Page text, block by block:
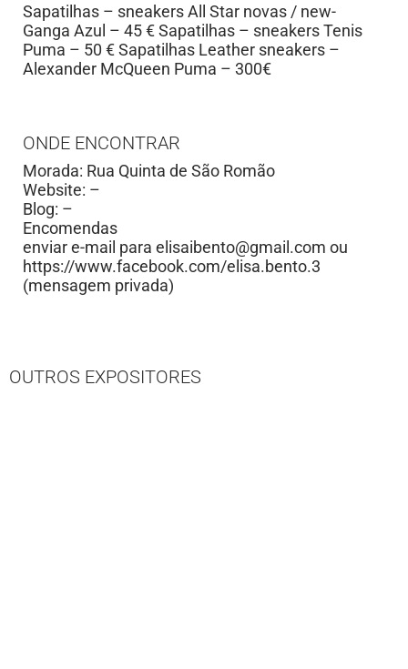
Sapatilhas – sneakers All Star novas / new-
Ganga Azul – 45 € Sapatilhas – sneakers Tenis
Puma – 50 € Sapatilhas Leather sneakers –
Alexander McQueen Puma – 300€
ONDE ENCONTRAR
Morada: Rua Quinta de São Romão
Website: –
Blog: –
Encomendas
enviar e-mail para elisaibento@gmail.com ou
https://www.facebook.com/elisa.bento.3
(mensagem privada)
OUTROS EXPOSITORES